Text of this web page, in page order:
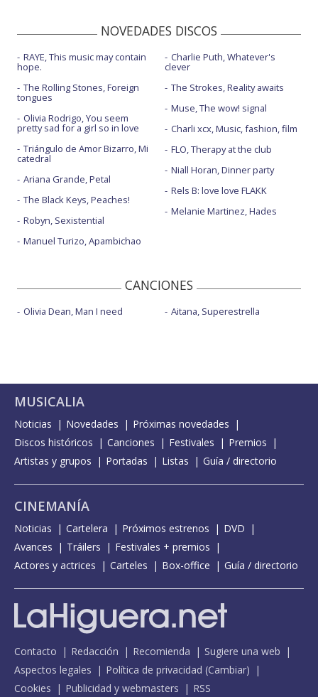
NOVEDADES DISCOS
RAYE, This music may contain
hope.
The Rolling Stones, Foreign
tongues
Olivia Rodrigo, You seem
pretty sad for a girl so in love
Triángulo de Amor Bizarro, Mi
catedral
Ariana Grande, Petal
The Black Keys, Peaches!
Robyn, Sexistential
Manuel Turizo, Apambichao
Charlie Puth, Whatever's
clever
The Strokes, Reality awaits
Muse, The wow! signal
Charli xcx, Music, fashion, film
FLO, Therapy at the club
Niall Horan, Dinner party
Rels B: love love FLAKK
Melanie Martinez, Hades
CANCIONES
Olivia Dean, Man I need Aitana, Superestrella
MUSICALIA
Noticias Novedades
Próximas novedades
Discos históricos
Canciones Festivales
Premios
Artistas y grupos
Portadas Listas Guía / directorio
CINEMANÍA
Noticias Cartelera Próximos estrenos
DVD
Avances
Tráilers
Festivales + premios
Actores y actrices
Carteles Box-office Guía / directorio
Contacto Redacción Recomienda
Sugiere una web
Aspectos legales
Política de privacidad (Cambiar)
Cookies
Publicidad y webmasters RSS